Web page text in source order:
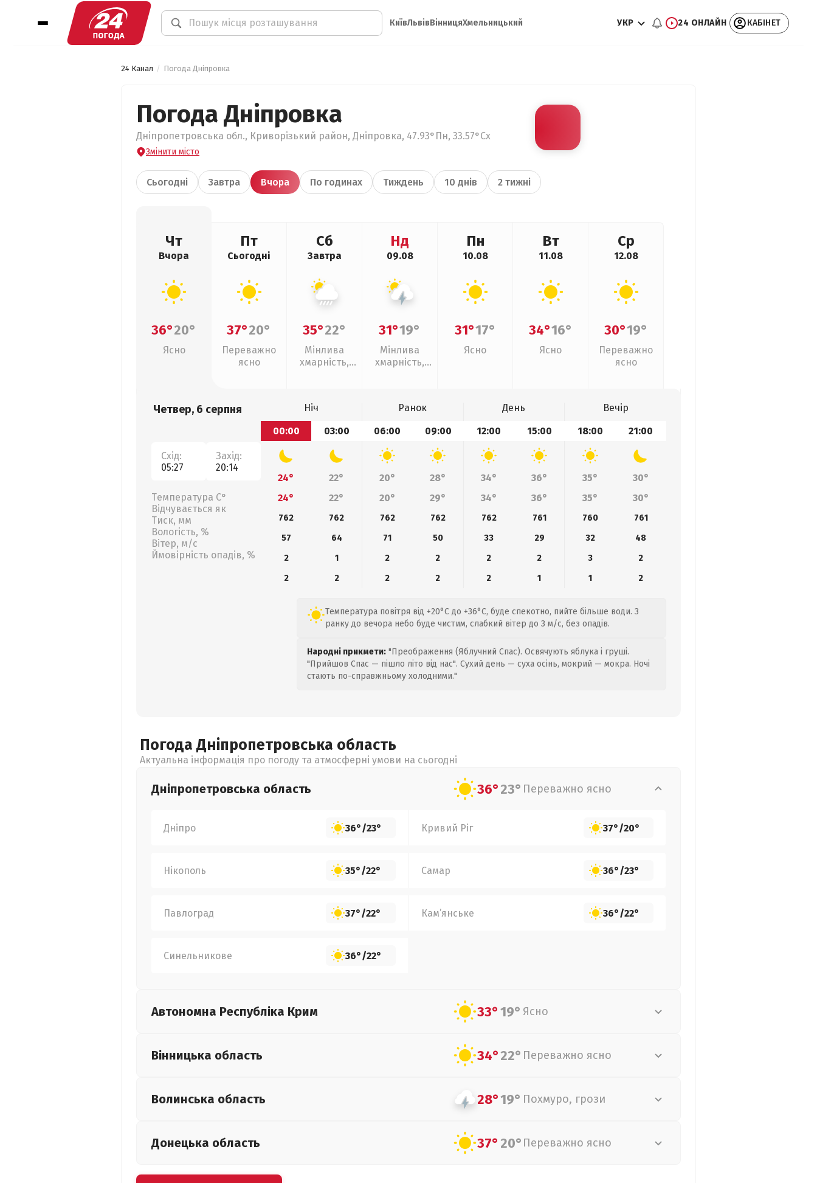
КиївЛьвівВінницяХмельницький УКР 24 ОНЛАЙН КАБІНЕТ
24 Канал Погода Дніпровка
Погода Дніпровка
Дніпропетровська обл., Криворізький район, Дніпровка, 47.93°Пн, 33.57°Сх
Змінити місто
Сьогодні Завтра Вчора По годинах Тиждень 10 днів 2 тижні
Чт
Вчора
36°20°
Ясно
Пт
Сьогодні
37°20°
Переважно
ясно
Сб
Завтра
35°22°
Мінлива
хмарність,
Нд
09.08
31°19°
Мінлива
хмарність,
Пн
10.08
31°17°
Ясно
Вт
11.08
34°16°
Ясно
Ср
12.08
30°19°
Переважно
ясно
Четвер, 6 серпня
Схід:
05:27
Захід:
20:14
Температура С°
Відчувається як
Тиск, мм
Вологість, %
Вітер, м/с
Ймовірність опадів, %
Ніч Ранок День
Вечір
00:00
03:00 06:00 09:00 12:00 15:00 18:00 21:00
24° 22° 20° 28° 34° 36° 35°
30°
24°
22° 20° 29° 34° 36° 35° 30°
762 762 762 762 762 761 760
761
57
64 71 50 33 29 32
48
2
1 2 2 2 2 3
2
2
2 2 2 2 1 1 2
Температура повітря від +20°C до +36°C, буде спекотно, пийте більше води. З
ранку до вечора небо буде чистим, слабкий вітер до 3 м/с, без опадів.
Народні прикмети: "Преображення (Яблучний Спас). Освячують яблука і груші.
"Прийшов Спас — пішло літо від нас". Сухий день — суха осінь, мокрий — мокра. Ночі
стають по-справжньому холодними."
Погода Дніпропетровська область
Актуальна інформація про погоду та атмосферні умови на сьогодні
Дніпропетровська область 36°23° Переважно ясно
Дніпро 36°/23° Кривий Ріг 37°/20°
Нікополь 35°/22° Самар 36°/23°
Павлоград 37°/22° Кам’янське 36°/22°
Синельникове 36°/22°
Автономна Республіка Крим 33°19° Ясно
Вінницька область 34°22° Переважно ясно
Волинська область 28°19° Похмуро, грози
Донецька область 37°20° Переважно ясно